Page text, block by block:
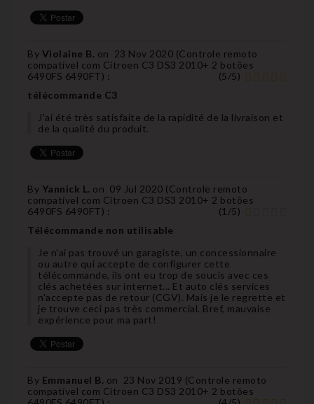
By Violaine B. on 23 Nov 2020 (Controle remoto
compatível com Citroen C3 DS3 2010+ 2 botões
6490FS 6490FT) : (5/5)
télécommande C3
J'ai été très satisfaite de la rapidité de la livraison et
de la qualité du produit.
By Yannick L. on 09 Jul 2020 (Controle remoto
compatível com Citroen C3 DS3 2010+ 2 botões
6490FS 6490FT) : (1 /5)
Télécommande non utilisable
Je n'ai pas trouvé un garagiste, un concessionnaire
ou autre qui accepte de configurer cette
télécommande, ils ont eu trop de soucis avec ces
clés achetées sur internet... Et auto clés services
n'accepte pas de retour (CGV). Mais je le regrette et
je trouve ceci pas très commercial. Bref, mauvaise
expérience pour ma part!
By Emmanuel B. on 23 Nov 2019 (Controle remoto
compatível com Citroen C3 DS3 2010+ 2 botões